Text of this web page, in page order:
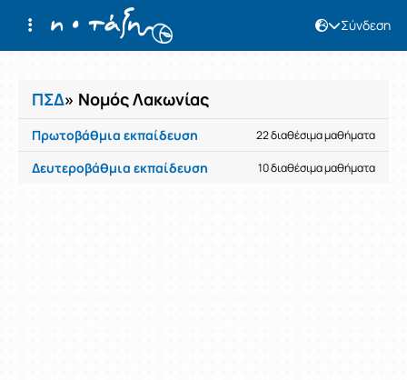
Σύνδεση
Μαθήματα
ΠΣΔ» Νομός Λακωνίας
Πρωτοβάθμια εκπαίδευση 22 διαθέσιμα μαθήματα
Δευτεροβάθμια εκπαίδευση 10 διαθέσιμα μαθήματα